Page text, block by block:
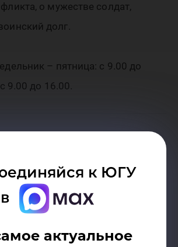
к ЮГУ
в
актуальное
о мужестве солдат,
долг.
– пятница: с 9.00 до
9.00 до 16.00.